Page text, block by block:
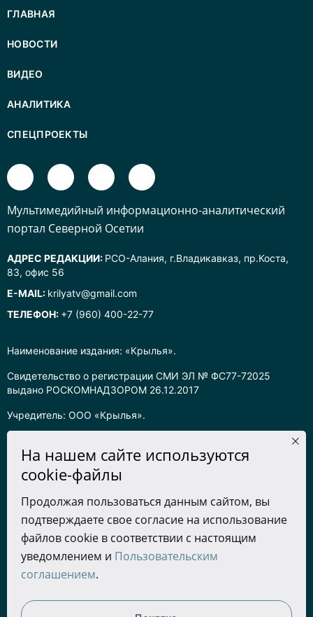
Наименование издания: «Крылья».
Свидетельство о регистрации СМИ ЭЛ № ФС77-72025
выдано РОСКОМНАДЗОРОМ 26.12.2017
Учредитель: ООО «Крылья».
Информация на сайте предназначена для лиц старше 16 лет.
защищены в соответствии с российским законодательством
об интеллектуальной собственности. Любое использование
текстовых, фото, аудио и видеоматериалов возможно только
с согласия правообладателя (ООО «Крылья») и при строгом
наличии ссылки на ресурс. Для сетевых ресурсов –
гиперссылка.
Разработка сайта
ГЛАВНАЯ
НОВОСТИ
ВИДЕО
АНАЛИТИКА
СПЕЦПРОЕКТЫ
Mультимедийный информационно-аналитический
портал Северной Осетии
АДРЕС РЕДАКЦИИ: РСО-Алания, г.Владикавказ, пр.Коста,
83, офис 56
E-MAIL: krilyatv@gmail.com
ТЕЛЕФОН: +7 (960) 400-22-77
На нашем сайте используются
cookie-файлы
Продолжая пользоваться данным сайтом, вы
подтверждаете свое согласие на использование
файлов cookie в соответствии с настоящим
уведомлением и Пользовательским
соглашением.